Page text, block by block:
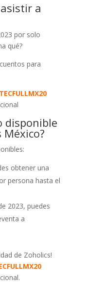
a
por solo
qué?
para
TECFULLMX20
disponible
obtener una
persona hasta el
2023, puedes
a
de Zoholics!